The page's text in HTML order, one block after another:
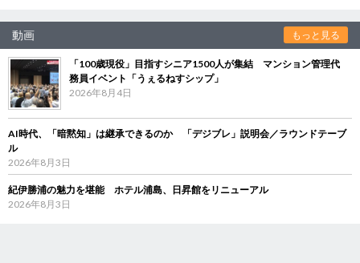
動画 もっと見る
「100歳現役」目指すシニア1500人が集結 マンション管理代
務員イベント「うぇるねすシップ」
2026年8月4日
AI時代、「暗黙知」は継承できるのか 「デジブレ」説明会／ラウンドテーブ
ル
2026年8月3日
紀伊勝浦の魅力を堪能 ホテル浦島、日昇館をリニューアル
2026年8月3日